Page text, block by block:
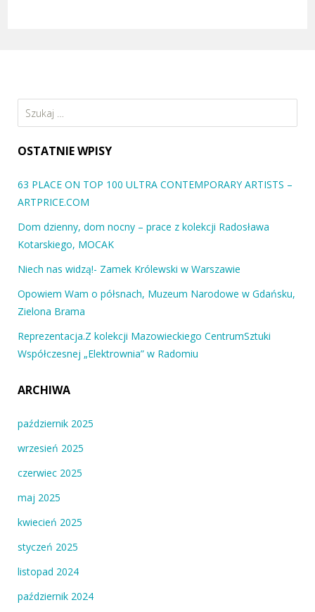
Szukaj:
OSTATNIE WPISY
63 PLACE ON TOP 100 ULTRA CONTEMPORARY ARTISTS –
ARTPRICE.COM
Dom dzienny, dom nocny – prace z kolekcji Radosława
Kotarskiego, MOCAK
Niech nas widzą!- Zamek Królewski w Warszawie
Opowiem Wam o półsnach, Muzeum Narodowe w Gdańsku,
Zielona Brama
Reprezentacja.Z kolekcji Mazowieckiego CentrumSztuki
Współczesnej „Elektrownia” w Radomiu
ARCHIWA
październik 2025
wrzesień 2025
czerwiec 2025
maj 2025
kwiecień 2025
styczeń 2025
listopad 2024
październik 2024